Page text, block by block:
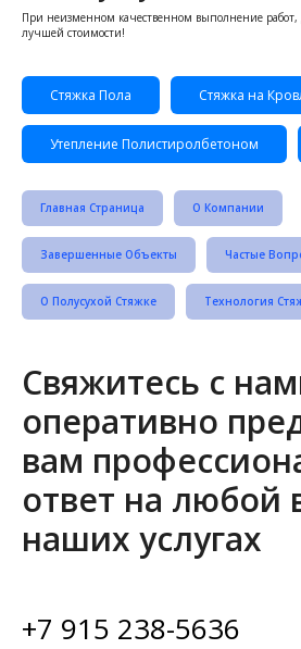
При неизменном качественном выполнение работ,
лучшей стоимости!
Стяжка Пола Стяжка на
Утепление Полистиролбетоном
Главная Страница О Компании
Завершенные Объекты Частые
О Полусухой Стяжке Технология
Свяжитесь с
оперативно
вам
ответ на любой
наших услугах
+7 915 238-5636